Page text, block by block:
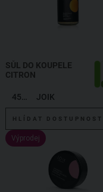
SŮL DO KOUPELE
CITRON
JOIK
HLÍDAT DOSTUPNOST
Výprodej